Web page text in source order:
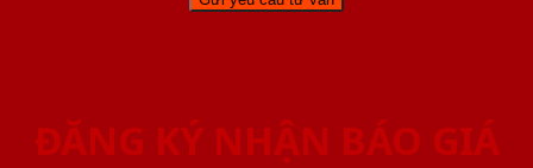
ĐĂNG KÝ NHẬN BÁO GIÁ